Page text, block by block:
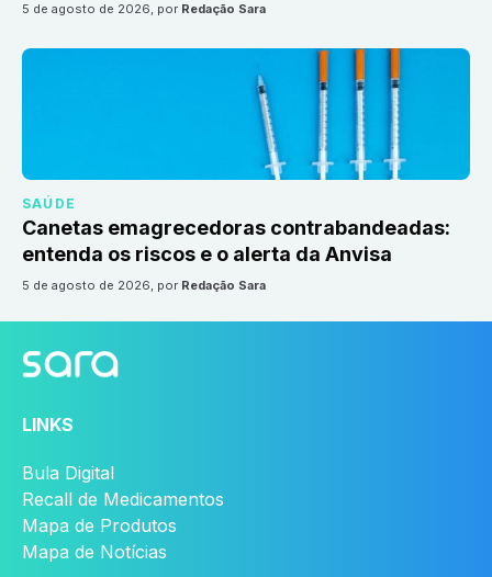
5 de agosto de 2026, por Redação Sara
SAÚDE
Canetas emagrecedoras contrabandeadas:
entenda os riscos e o alerta da Anvisa
5 de agosto de 2026, por Redação Sara
LINKS
Bula Digital
Recall de Medicamentos
Mapa de Produtos
Mapa de Notícias